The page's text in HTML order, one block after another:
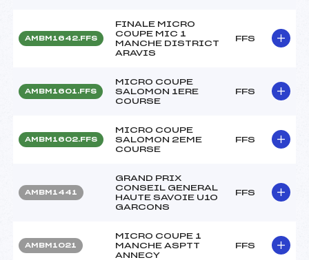
AMBM1642.FFS
FINALE MICRO
COUPE MIC 1
MANCHE DISTRICT
ARAVIS
FFS
AMBM1601.FFS
MICRO COUPE
SALOMON 1ERE
COURSE
FFS
AMBM1602.FFS
MICRO COUPE
SALOMON 2EME
COURSE
FFS
AMBM1441
GRAND PRIX
CONSEIL GENERAL
HAUTE SAVOIE U10
GARCONS
FFS
AMBM1021
MICRO COUPE 1
MANCHE ASPTT
ANNECY
FFS